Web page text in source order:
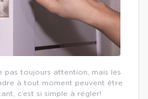
pas toujours attention, mais les
à tout moment peuvent être
c’est si simple à régler!